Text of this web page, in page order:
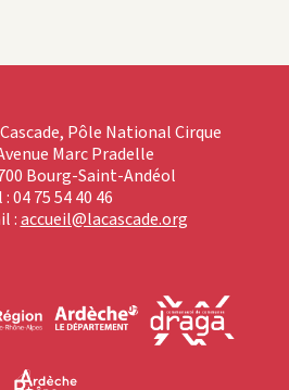
Pôle National Cirque
Marc Pradelle
Bourg-Saint-Andéol
: 04 75 54 40 46
:accueil@lacascade.org